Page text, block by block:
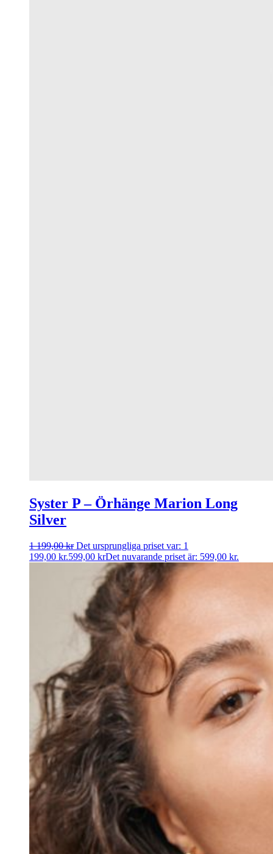
Syster P – Örhänge Marion Long
Silver
1 199,00kr Det ursprungliga priset var: 1
199,00 kr.599,00 krDet nuvarande priset är: 599,00 kr.